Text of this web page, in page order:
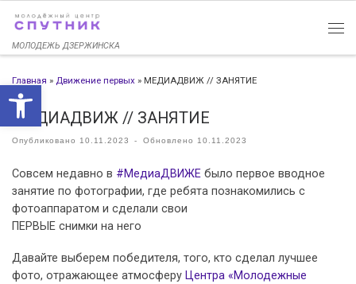
Открыть панель
Перейти к содержимому
МОЛОДЕЖЬ ДЗЕРЖИНСКА
Главная » Движение первых » МЕДИАДВИЖ // ЗАНЯТИЕ
МЕДИАДВИЖ // ЗАНЯТИЕ
Опубликовано 10.11.2023 - Обновлено 10.11.2023
Совсем недавно в #МедиаДВИЖЕ было первое вводное
занятие по фотографии, где ребята познакомились с
фотоаппаратом и сделали свои
ПЕРВЫЕ снимки на него
Давайте выберем победителя, того, кто сделал лучшее
фото, отражающее атмосферу Центра «Молодежные